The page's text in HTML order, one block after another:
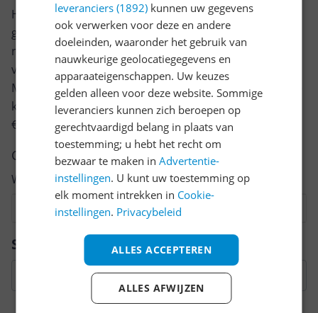
Specificaties
Heb jij dit product in bezit en wil je graag je mening
geven? Start dan hieronder met het schrijven van je
review. Afhankelijk van de details duurt het schrijven
van een review gemiddeld tussen de 3 en 10 minuten.
Met jouw mening help je andere bezoekers een betere
keuze te maken én maak je iedere maand kans op
€250,-!
Klik hier voor de actievoorwaarden.
Cijfer
Welk cijfer geef jij dit product?
6
5
4
3
2
Vraag 1 van 4
leveranciers (1892) kunnen uw gegevens
ook verwerken voor deze en andere
doeleinden, waaronder het gebruik van
nauwkeurige geolocatiegegevens en
apparaateigenschappen. Uw keuzes
gelden alleen voor deze website. Sommige
leveranciers kunnen zich beroepen op
gerechtvaardigd belang in plaats van
toestemming; u hebt het recht om
bezwaar te maken inAdvertentie-
instellingen. U kunt uw toestemming op
elk moment intrekken in Cookie-
instellingen. Privacybeleid
ALLES ACCEPTEREN
ALLES AFWIJZEN